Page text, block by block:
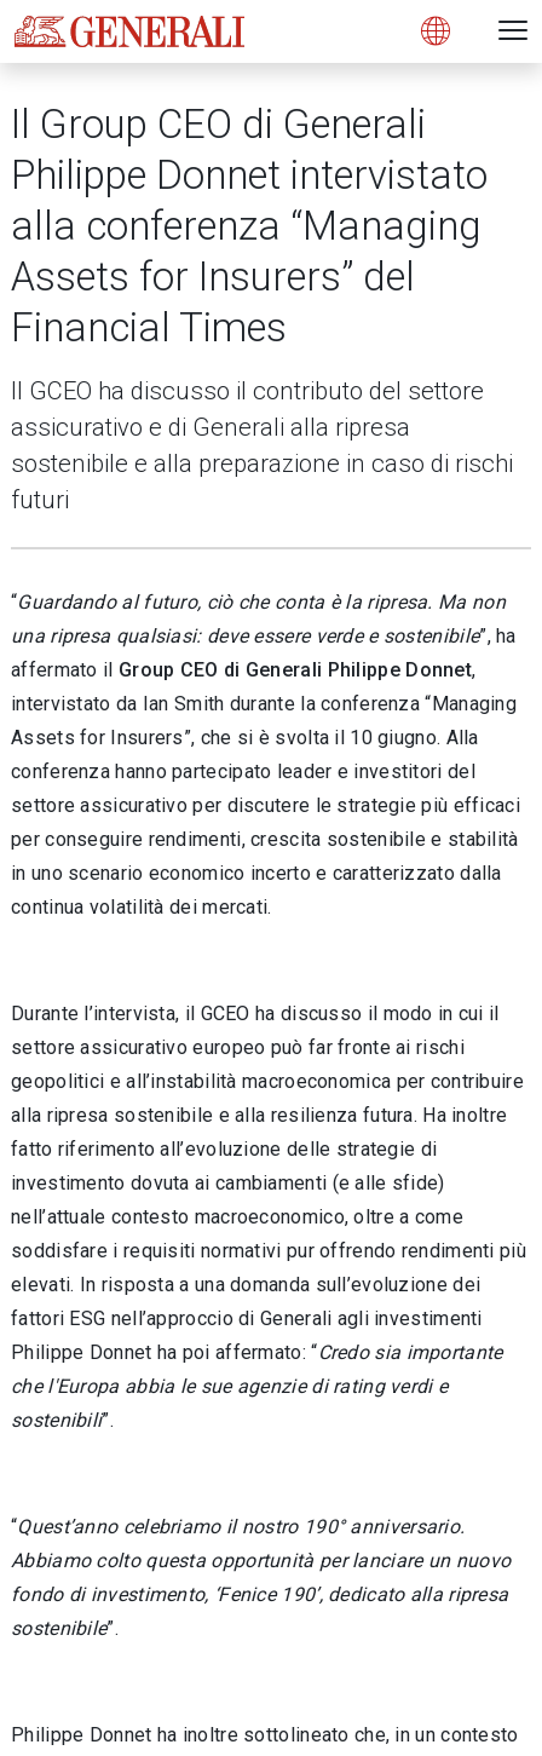
Open
Il Group CEO di Generali
Philippe Donnet intervistato
alla conferenza “Managing
Assets for Insurers” del
Financial Times
Il GCEO ha discusso il contributo del settore
assicurativo e di Generali alla ripresa
sostenibile e alla preparazione in caso di rischi
futuri
“Guardando al futuro, ciò che conta è la ripresa. Ma non
una ripresa qualsiasi: deve essere verde e sostenibile”, ha
affermato il Group CEO di Generali Philippe Donnet,
intervistato da Ian Smith durante la conferenza “Managing
Assets for Insurers”, che si è svolta il 10 giugno. Alla
conferenza hanno partecipato leader e investitori del
settore assicurativo per discutere le strategie più efficaci
per conseguire rendimenti, crescita sostenibile e stabilità
in uno scenario economico incerto e caratterizzato dalla
continua volatilità dei mercati.
Durante l’intervista, il GCEO ha discusso il modo in cui il
settore assicurativo europeo può far fronte ai rischi
geopolitici e all’instabilità macroeconomica per contribuire
alla ripresa sostenibile e alla resilienza futura. Ha inoltre
fatto riferimento all’evoluzione delle strategie di
investimento dovuta ai cambiamenti (e alle sfide)
nell’attuale contesto macroeconomico, oltre a come
soddisfare i requisiti normativi pur offrendo rendimenti più
elevati. In risposta a una domanda sull’evoluzione dei
fattori ESG nell’approccio di Generali agli investimenti
Philippe Donnet ha poi affermato: “Credo sia importante
che l'Europa abbia le sue agenzie di rating verdi e
sostenibili”.
“Quest’anno celebriamo il nostro 190° anniversario.
Abbiamo colto questa opportunità per lanciare un nuovo
fondo di investimento, ‘Fenice 190’, dedicato alla ripresa
sostenibile”.
Philippe Donnet ha inoltre sottolineato che, in un contesto